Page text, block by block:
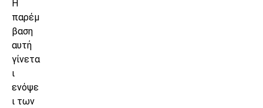
Η
παρέμ
βαση
αυτή
γίνετα
ι
ενόψε
ι των